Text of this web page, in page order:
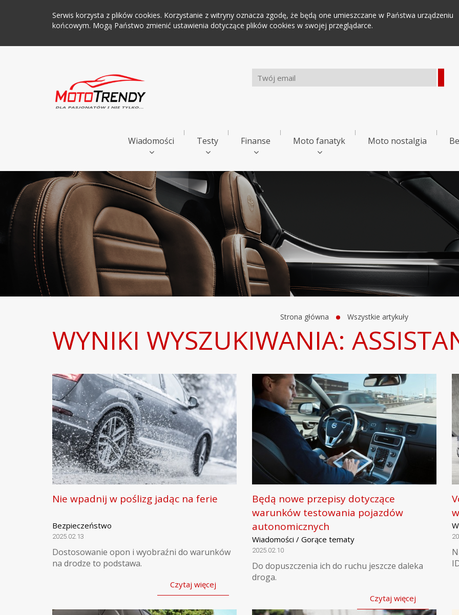
Serwis korzysta z plików cookies. Korzystanie z witryny oznacza zgodę, że będą one umieszczane w Państwa urządzeniu
końcowym. Mogą Państwo zmienić ustawienia dotyczące plików cookies w swojej przeglądarce.
Wiadomości Testy Finanse Moto fanatyk Moto nostalgia
Strona główna Wszystkie artykuły
WYNIKI WYSZUKIWANIA:
Nie wpadnij w poślizg jadąc na ferie
Bezpieczeństwo
2025.02.13
Dostosowanie opon i wyobraźni do warunków
na drodze to podstawa.
Czytaj więcej
Będą nowe przepisy dotyczące
warunków testowania pojazdów
autonomicznych
Wiadomości / Gorące tematy
2025.02.10
Do dopuszczenia ich do ruchu jeszcze daleka
droga.
Czytaj więcej